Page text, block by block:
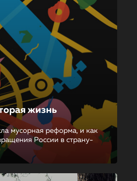
жизнь
мусорная реформа, и как
России в страну-